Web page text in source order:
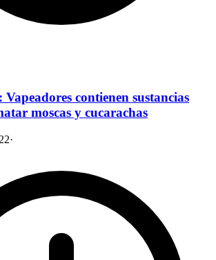
contienen sustancias
moscas y cucarachas
·